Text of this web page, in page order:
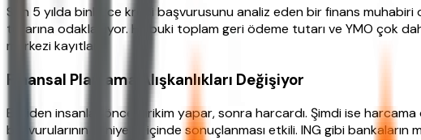
Son 5 yılda binlerce kredi başvurusunu analiz eden bir finans muhabiri
tutarına odaklanıyor. Hâlbuki toplam geri ödeme tutarı ve YMO çok
merkezi kayıtları)
Finansal Planlama Alışkanlıkları Değişiyor
Eskiden insanlar önce birikim yapar, sonra harcardı. Şimdi ise
başvurularının saniyeler içinde sonuçlanması etkili. ING gibi